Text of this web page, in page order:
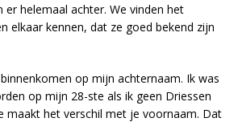
helemaal achter. We vinden het
elkaar kennen, dat ze goed bekend zijn
op mijn achternaam. Ik was
op mijn 28-ste als ik geen Driessen
maakt het verschil met je voornaam. Dat